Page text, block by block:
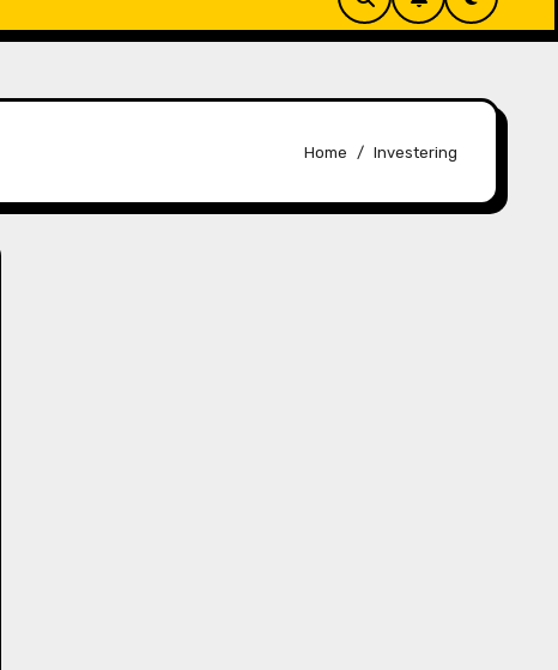
Home Investering